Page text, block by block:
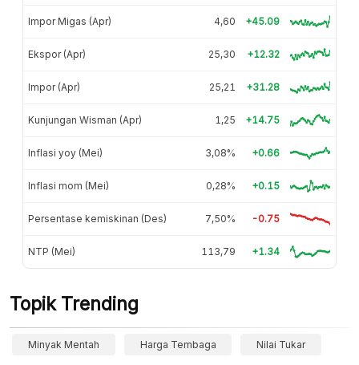
Impor Migas (Apr) 4,60 +45.09
Ekspor (Apr) 25,30 +12.32
Impor (Apr) 25,21 +31.28
Kunjungan Wisman (Apr) 1,25 +14.75
Inflasi yoy (Mei) 3,08% +0.66
Inflasi mom (Mei) 0,28% +0.15
Persentase kemiskinan (Des) 7,50% -0.75
NTP (Mei) 113,79 +1.34
Topik Trending
Minyak Mentah Harga Tembaga Nilai Tukar